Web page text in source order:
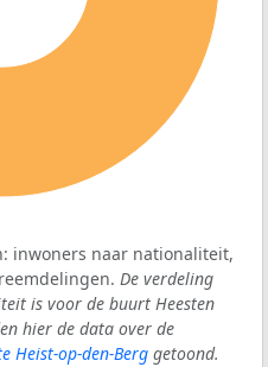
inwoners naar nationaliteit,
De verdeling
is voor de buurt Heesten
hier de data over de
Heist-op-den-Berg getoond.